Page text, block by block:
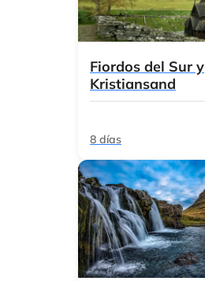
Fiordos del Sur y
Kristiansand
8 días